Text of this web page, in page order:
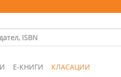
Е-КНИГИ КЛАСАЦИИ